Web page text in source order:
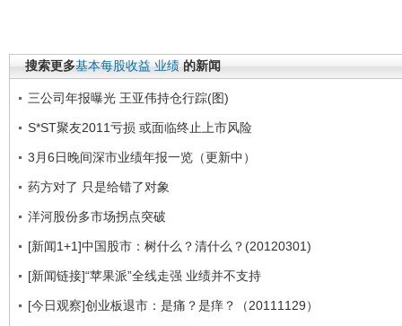
搜索更多基本每股收益 业绩 的新闻
三公司年报曝光 王亚伟持仓行踪(图)
S*ST聚友2011亏损 或面临终止上市风险
3月6日晚间深市业绩年报一览（更新中）
药方对了 只是给错了对象
洋河股份多市场拐点突破
[新闻1+1]中国股市：树什么？清什么？(20120301)
[新闻链接]“苹果派”全线走强 业绩并不支持
[今日观察]创业板退市：是痛？是痒？（20111129）